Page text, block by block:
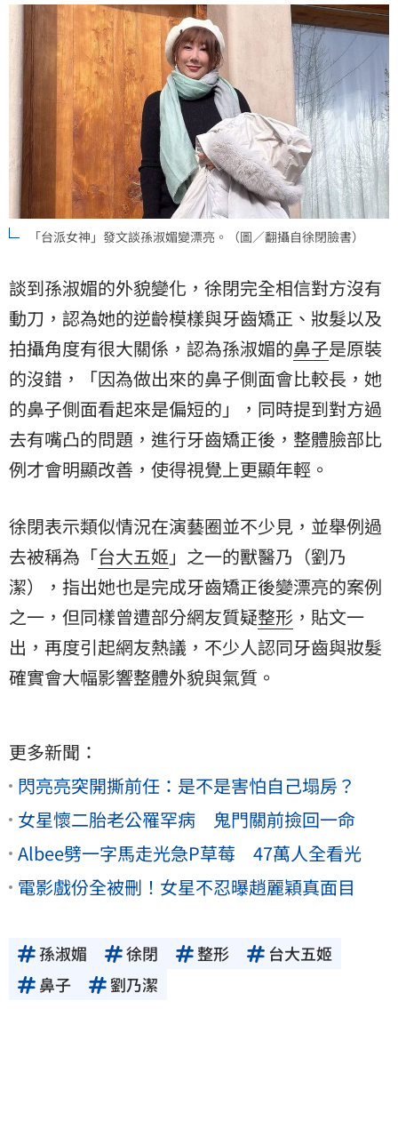
「台派女神」發文談孫淑媚變漂亮。（圖／翻攝自徐閉臉書）
談到孫淑媚的外貌變化，徐閉完全相信對方沒有
動刀，認為她的逆齡模樣與牙齒矯正、妝髮以及
拍攝角度有很大關係，認為孫淑媚的鼻子是原裝
的沒錯，「因為做出來的鼻子側面會比較長，她
的鼻子側面看起來是偏短的」，同時提到對方過
去有嘴凸的問題，進行牙齒矯正後，整體臉部比
例才會明顯改善，使得視覺上更顯年輕。
徐閉表示類似情況在演藝圈並不少見，並舉例過
去被稱為「台大五姬 」之一的獸醫乃（劉乃
潔），指出她也是完成牙齒矯正後變漂亮的案例
之一，但同樣曾遭部分網友質疑整形 ，貼文一
出，再度引起網友熱議，不少人認同牙齒與妝髮
確實會大幅影響整體外貌與氣質。
更多新聞：
閃亮亮突開撕前任：是不是害怕自己塌房？
女星懷二胎老公罹罕病 鬼門關前撿回一命
Albee劈一字馬走光急P草莓 47萬人全看光
電影戲份全被刪！女星不忍曝趙麗穎真面目
孫淑媚 徐閉 整形
台大五姬
鼻子
劉乃潔